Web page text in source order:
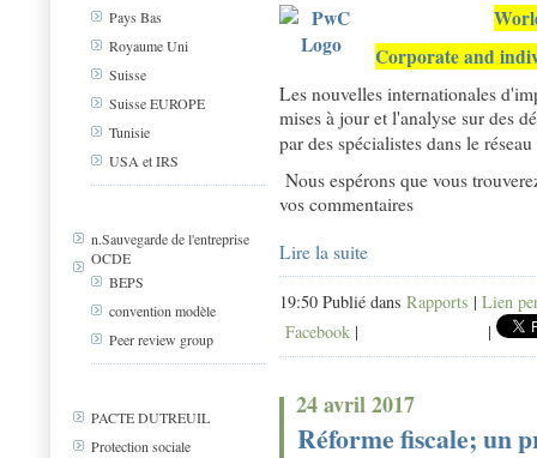
Pays Bas
Royaume Uni
Suisse
Suisse EUROPE
Tunisie
USA et IRS
n.Sauvegarde de l'entreprise
OCDE
BEPS
convention modèle
Peer review group
PACTE DUTREUIL
Protection sociale
Corporate and
Les nouvelles internationales
mises à jour et l'analyse sur des
par des spécialistes dans le
Nous espérons que vous
vos commentaires
Lire la suite
19:50 Publié dans Rapports | Lien
Facebook | |
24 avril 2017
Réforme fiscale; un